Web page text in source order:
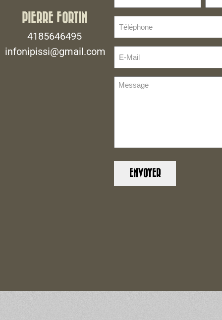
PIERRE FORTIN
4185646495
infonipissi@gmail.com
(Nécessaire)
(Nécessaire)
Mail
Message